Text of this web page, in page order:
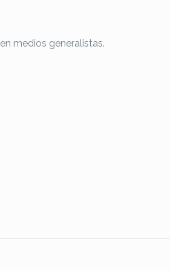
medios generalistas.